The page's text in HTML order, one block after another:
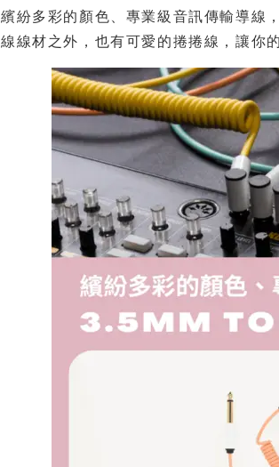
繽紛多彩的顏色、專業級音訊傳輸導
線線材之外，也有可愛的捲捲線，讓你